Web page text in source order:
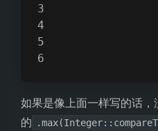
如果是像上面一样写的话，
的